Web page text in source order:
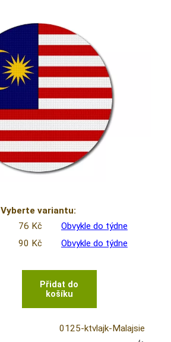
Vyberte variantu:
76 Kč
Obvykle do týdne
90 Kč Obvykle do týdne
0125-ktvlajk-Malajsie